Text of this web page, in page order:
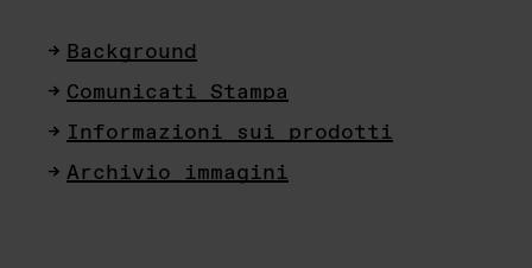
Background
Comunicati Stampa
Informazioni sui prodotti
Archivio immagini